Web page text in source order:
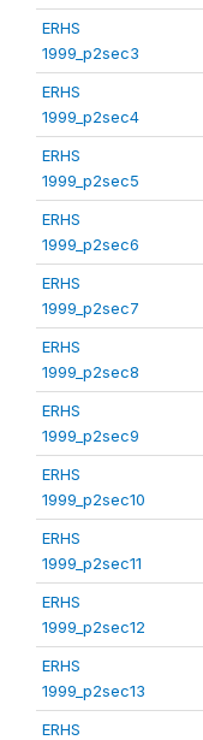
ERHS
1999_p2sec3
ERHS
1999_p2sec4
ERHS
1999_p2sec5
ERHS
1999_p2sec6
ERHS
1999_p2sec7
ERHS
1999_p2sec8
ERHS
1999_p2sec9
ERHS
1999_p2sec10
ERHS
1999_p2sec11
ERHS
1999_p2sec12
ERHS
1999_p2sec13
ERHS